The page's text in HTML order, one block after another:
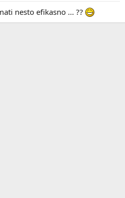
nesto efikasno ... ??